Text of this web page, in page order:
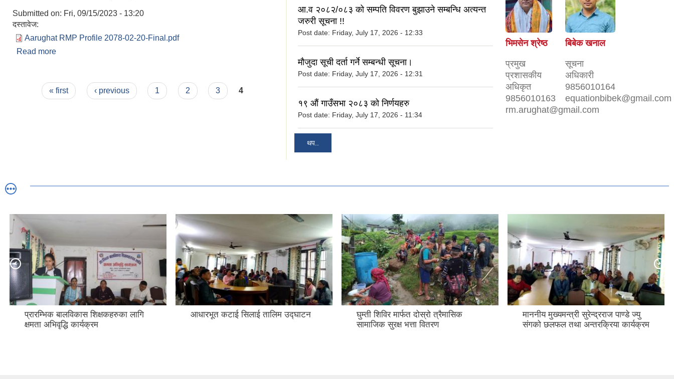
Submitted on: Fri, 09/15/2023 - 13:20
दस्तावेज:
Aarughat RMP Profile 2078-02-20-Final.pdf
Read more
Pages« first ‹ previous 1 2 3 4
आ.व २०८२/०८३ को सम्पति विवरण बुझाउने सम्बन्धि अत्यन्त
जरुरी सूचना !!
Post date: Friday, July 17, 2026 - 12:33
मौजुदा सूची दर्ता गर्ने सम्बन्धी सूचना।
Post date: Friday, July 17, 2026 - 12:31
१९ औं गाउँसभा २०८३ को निर्णयहरु
Post date: Friday, July 17, 2026 - 11:34
थप..
भिमसेन श्रेष्ठ
प्रमुख
प्रशासकीय
अधिकृत
9856010163
rm.arughat@gmail.com
बिबेक खनाल
सूचना
अधिकारी
9856010164
equationbibek@gmail.com
प्रारम्भिक बालविकास शिक्षकहरुका लागि
क्षमता अभिवृद्धि कार्यक्रम
आधारभूत कटाई सिलाई तालिम उद्घाटन
घुम्ती शिविर मार्फत दोस्रो त्रैमासिक
सामाजिक सुरक्ष भत्ता वितरण
माननीय मुख्यमन्त्री सुरेन्द्रराज पाण्डे ज्यु
संगको छलफल तथा अन्तरक्रिया कार्यक्रम